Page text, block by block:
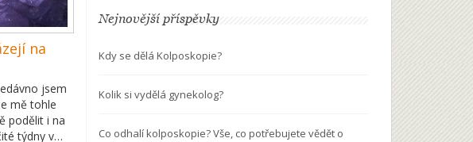
na
jsem
mě tohle
podělit i na
týdny v
Nejnovější příspěvky
Kdy se dělá Kolposkopie?
Kolik si vydělá gynekolog?
Co odhalí kolposkopie? Vše, co potřebujete vědět o